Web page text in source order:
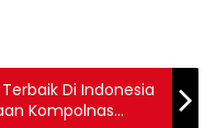
Di Indonesia
Kompolnas